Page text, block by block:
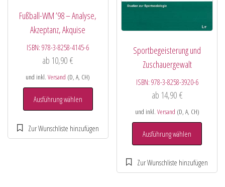
Fußball-WM ’98 – Analyse,
Akzeptanz, Akquise
ISBN:978-3-8258-4145-6
ab 10,90€
und inkl.Versand (D, A, CH)
Ausführung wählen
Sportbegeisterung und
Zuschauergewalt
ISBN: 978-3-8258-3920-6
ab 14,90 €
und inkl. Versand (D, A, CH)
Ausführung wählen